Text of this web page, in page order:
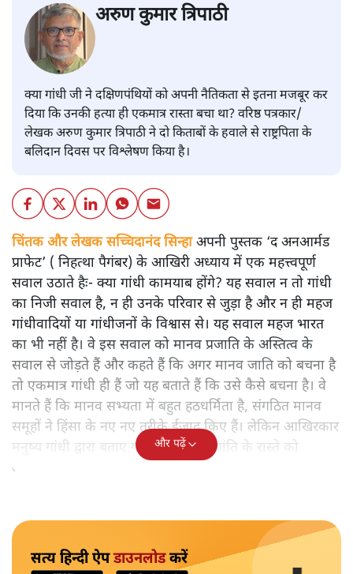
अरुण कुमार त्रिपाठी
क्या गांधी जी ने दक्षिणपंथियों को अपनी नैतिकता से इतना मजबूर कर
दिया कि उनकी हत्या ही एकमात्र रास्ता बचा था? वरिष्ठ पत्रकार/
लेखक अरुण कुमार त्रिपाठी ने दो किताबों के हवाले से राष्ट्रपिता के
बलिदान दिवस पर विश्लेषण किया है।
चिंतक और लेखक सच्चिदानंद सिन्हाअपनी पुस्तक ‘द अनआर्मड
प्राफेट’ ( निहत्था पैगंबर) के आखिरी अध्याय में एक महत्त्वपूर्ण
सवाल उठाते हैः- क्या गांधी कामयाब होंगे? यह सवाल न तो गांधी
का निजी सवाल है, न ही उनके परिवार से जुड़ा है और न ही महज
गांधीवादियों या गांधीजनों के विश्वास से। यह सवाल महज भारत
का भी नहीं है। वे इस सवाल को मानव प्रजाति के अस्तित्व के
सवाल से जोड़ते हैं और कहते हैं कि अगर मानव जाति को बचना है
तो एकमात्र गांधी ही हैं जो यह बताते हैं कि उसे कैसे बचना है। वे
मानते हैं कि मानव सभ्यता में बहुत हठधर्मिता है, संगठित मानव
समूहों ने हिंसा के नए नए तरीके ईजाद किए हैं। लेकिन आखिरकार
मनुष्य गांधी द्वारा बताए गए अहिंसा और शांति के रास्ते को
अपनाएगा।
और पढ़ें
सत्य हिन्दी ऐपडाउनलोडकरें